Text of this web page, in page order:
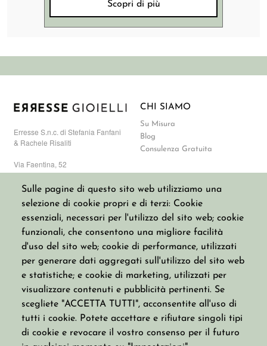
Sulle pagine di questo sito web utilizziamo una
selezione di cookie propri e di terzi: Cookie
essenziali, necessari per l'utilizzo del sito web; cookie
funzionali, che consentono una migliore facilità
d'uso del sito web; cookie di performance, utilizzati
per generare dati aggregati sull'utilizzo del sito web
e statistiche; e cookie di marketing, utilizzati per
visualizzare contenuti e pubblicità pertinenti. Se
scegliete "ACCETTA TUTTI", acconsentite all'uso di
tutti i cookie. Potete accettare e rifiutare singoli tipi
di cookie e revocare il vostro consenso per il futuro
Scopri di più
Erresse S.n.c. di Stefania Fanfani
& Rachele Risaliti
Via Faentina, 52
50133 Firenze, Italia
info@erressegioielli.com
+393713867817
P. IVA: 07077310485
numero REA FI-677839
CHI SIAMO
Su Misura
Blog
Consulenza Gratuita
CATALOGO
Anelli
Bracciali
Collane
Gemelli
Monorecchini
Orecchini
COLLEZIONI
Everybody
Ginger & Fly
Love & Guy
Mary & Rock
Silver Way